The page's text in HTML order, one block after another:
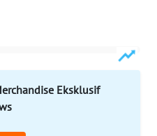
Eksklusif